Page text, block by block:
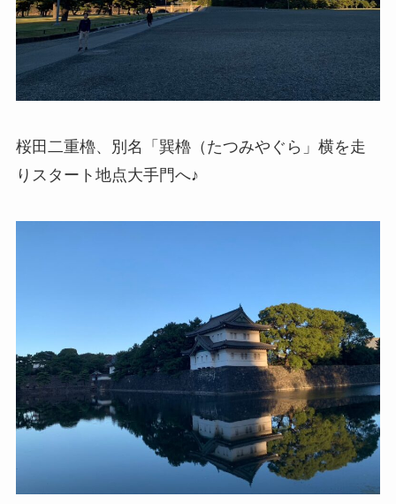
桜田二重櫓、別名「巽櫓（たつみやぐら」横を走
りスタート地点大手門へ♪